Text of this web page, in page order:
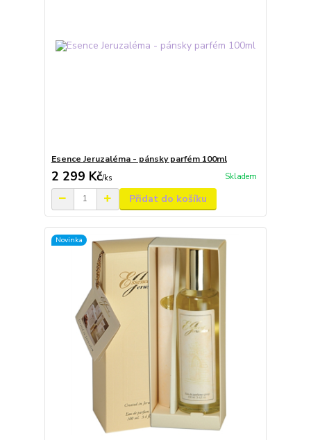
Esence Jeruzaléma - pánsky parfém 100ml
2 299 Kč/ks Skladem
Přidat do košíku
Novinka